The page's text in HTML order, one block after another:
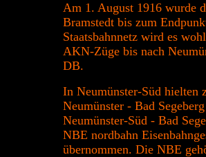
Am 1. August 1916 wurde
Bramstedt bis zum
Staatsbahnnetz wird es
AKN-Züge bis nach
DB.
In Neumünster-Süd hielten
Neumünster - Bad
Neumünster-Süd - Bad
NBE nordbahn
übernommen. Die NBE